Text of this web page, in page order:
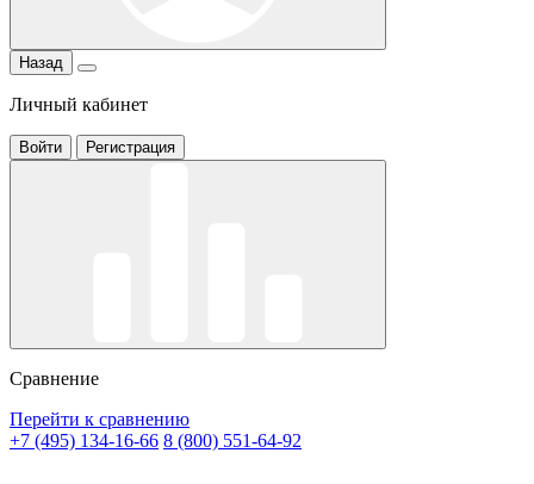
Назад
Личный кабинет
Войти Регистрация
Сравнение
Перейти к сравнению
+7 (495) 134-16-66 8 (800) 551-64-92